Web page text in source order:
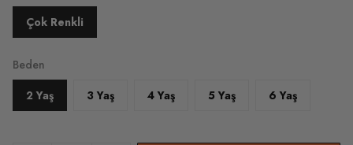
Çok Renkli
Beden
2 Yaş
3 Yaş 4 Yaş 5 Yaş 6 Yaş